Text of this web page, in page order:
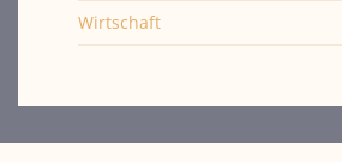
Wirtschaft